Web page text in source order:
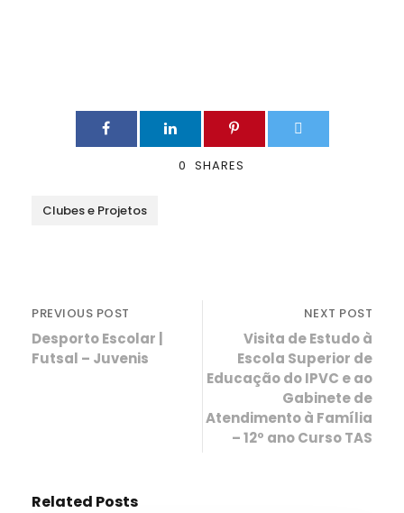
0 SHARES
Clubes e Projetos
PREVIOUS POST
Desporto Escolar |
Futsal – Juvenis
NEXT POST
Visita de Estudo à
Escola Superior de
Educação do IPVC e ao
Gabinete de
Atendimento à Família
– 12º ano Curso TAS
Related Posts